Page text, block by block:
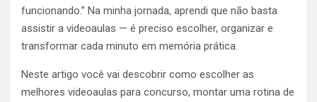
funcionando.” Na minha jornada, aprendi que não basta
assistir a videoaulas — é preciso escolher, organizar e
transformar cada minuto em memória prática.
Neste artigo você vai descobrir como escolher as
melhores videoaulas para concurso, montar uma rotina de